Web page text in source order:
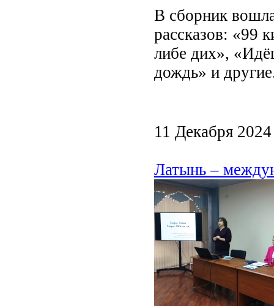
В сборник
рассказов: «99
либе дих»,
дождь» и
11 Декабря 2024
Латынь –